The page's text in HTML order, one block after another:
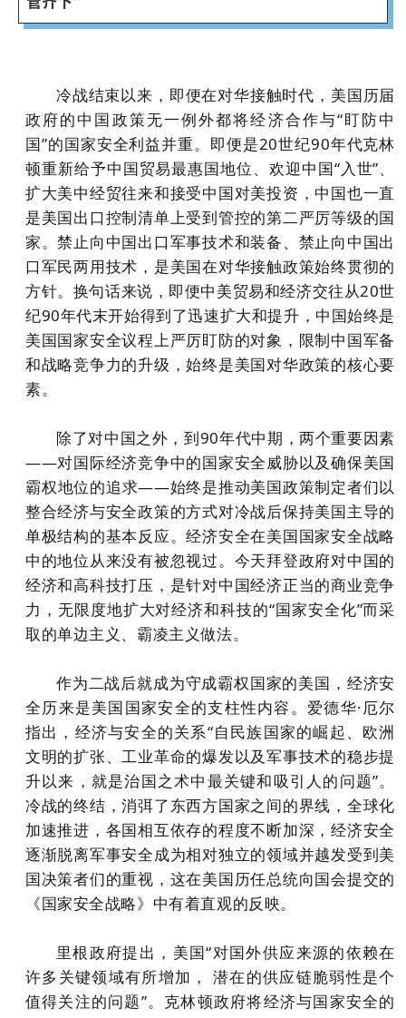
冷战结束以来，即便在对华接触时代，美国历届
政府的中国政策无一例外都将经济合作与“盯防中
国”的国家安全利益并重。即便是20世纪90年代克林
顿重新给予中国贸易最惠国地位、欢迎中国“入世”、
扩大美中经贸往来和接受中国对美投资，中国也一直
是美国出口控制清单上受到管控的第二严厉等级的国
家。禁止向中国出口军事技术和装备、禁止向中国出
口军民两用技术，是美国在对华接触政策始终贯彻的
方针。换句话来说，即便中美贸易和经济交往从20世
纪90年代末开始得到了迅速扩大和提升，中国始终是
美国国家安全议程上严厉盯防的对象，限制中国军备
和战略竞争力的升级，始终是美国对华政策的核心要
素。
除了对中国之外，到90年代中期，两个重要因素
——对国际经济竞争中的国家安全威胁以及确保美国
霸权地位的追求——始终是推动美国政策制定者们以
整合经济与安全政策的方式对冷战后保持美国主导的
单极结构的基本反应。经济安全在美国国家安全战略
中的地位从来没有被忽视过。今天拜登政府对中国的
经济和高科技打压，是针对中国经济正当的商业竞争
力，无限度地扩大对经济和科技的“国家安全化”而采
取的单边主义、霸凌主义做法。
作为二战后就成为守成霸权国家的美国，经济安
全历来是美国国家安全的支柱性内容。爱德华·厄尔
指出，经济与安全的关系“自民族国家的崛起、欧洲
文明的扩张、工业革命的爆发以及军事技术的稳步提
升以来，就是治国之术中最关键和吸引人的问题”。
冷战的终结，消弭了东西方国家之间的界线，全球化
加速推进，各国相互依存的程度不断加深，经济安全
逐渐脱离军事安全成为相对独立的领域并越发受到美
国决策者们的重视，这在美国历任总统向国会提交的
《国家安全战略》中有着直观的反映。
里根政府提出，美国“对国外供应来源的依赖在
许多关键领域有所增加， 潜在的供应链脆弱性是个
值得关注的问题”。克林顿政府将经济与国家安全的